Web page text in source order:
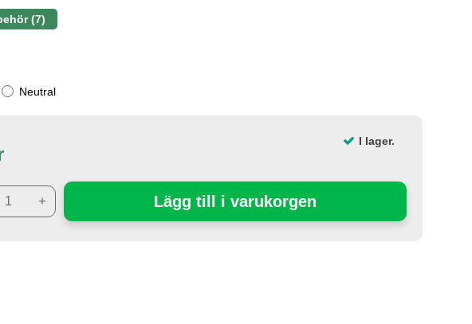
(7)
Neutral
I lager.
+ Lägg till i varukorgen